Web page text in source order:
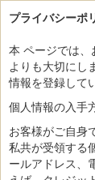
プライバシーポ
本 ページでは
よりも大切にし
情報を登録して
個人情報の入手
お客様がご自身
私共が受領する
ールアドレス、